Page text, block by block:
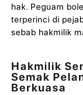
hak. Peguam
terperinci di
sebab hakmilik
Hakmilik
Semak
Berkuasa